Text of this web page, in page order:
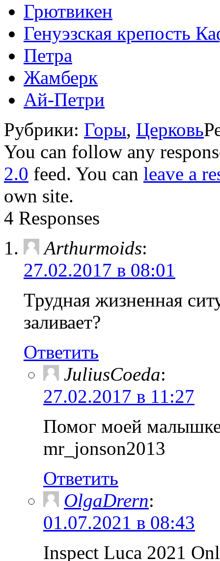
Грютвикен
Генуэзская крепость
Петра
Жамберк
Ай-Петри
Рубрики: Горы, Церковь
You can follow any
2.0 feed. You can leave a
own site.
4 Responses
Arthurmoids:
27.02.2017 в 08:01
Трудная жизненная
заливает?
Ответить
JuliusCoeda:
27.02.2017 в 11:27
Помог моей
mr_jonson2013
Ответить
OlgaDrern:
01.07.2021 в 08:43
Inspect Luca 2021